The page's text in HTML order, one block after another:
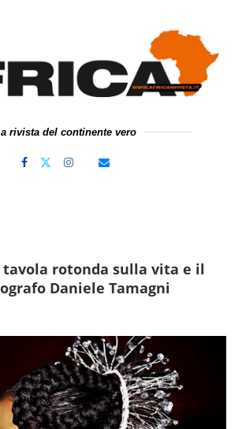
rivista del continente vero
rotonda sulla vita e il
Daniele Tamagni